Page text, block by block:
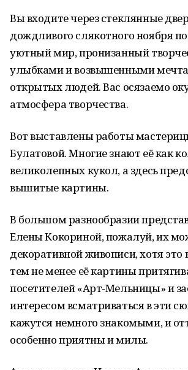
Вы входите через стеклянные
дождливого слякотного ноября
уютный мир, пронизанный
улыбками и возвышенными
открытых людей. Вас осязаемо
атмосфера творчества.
Вот выставлены работы
Булатовой. Многие знают её как
великолепных кукол, а здесь
вышитые картины.
В большом разнообразии
Елены Кокориной, пожалуй, их
декоративной живописи, хотя это
тем не менее её картины
посетителей «Арт-Мельницы» и
интересом всматриваться в эти
кажутся немного знакомыми, и
особенно приятны и милы.